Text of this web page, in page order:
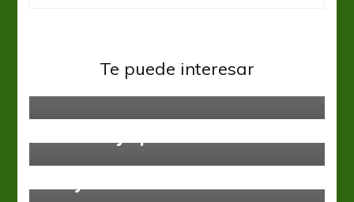
Te puede interesar
Sin categoría